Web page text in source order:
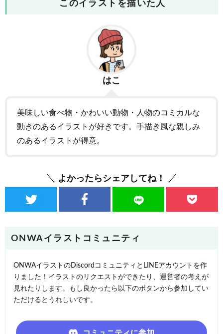
このイラストを描いた人
はこ
美味しい食べ物・かわいい動物・人物のコミカルな
動きのあるイラストが好きです。手描き風な親しみ
のあるイラストが得意。
よかったらシェアしてね！
ONWAイラストコミュニティ
ONWAイラストのDiscordコミュニティとLINEアカウントを作
りました！イラストのリクエストができたり、運営者の考えが
見れたりします。もし良かったら以下のボタンから参加してい
ただけるとうれしいです。